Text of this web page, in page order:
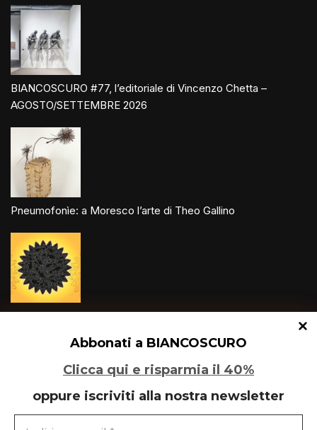
Abbonati a BIANCOSCURO
Clicca qui e risparmia il 40%
oppure iscriviti alla nostra newsletter
BIANCOSCURO #77, l’editoriale di Vincenzo Chetta –
AGOSTO/SETTEMBRE 2026
Pneumofonìe: a Moresco l’arte di Theo Gallino
Un glitch quantico tra Varese e Maleo